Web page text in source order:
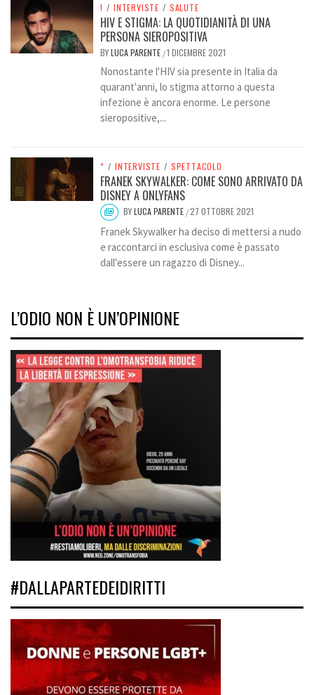
! / INTERVISTE / SALUTE
HIV E STIGMA: LA QUOTIDIANITÀ DI UNA
PERSONA SIEROPOSITIVA
BYLUCA PARENTE /1 DICEMBRE 2021
Nonostante l'HIV sia presente in Italia da
quarant'anni, lo stigma attorno a questa
infezione è ancora enorme. Le persone
sieropositive,...
* / INTERVISTE / SPETTACOLO
FRANEK SKYWALKER: COME SONO ARRIVATO DA
DISNEY A ONLYFANS
BYLUCA PARENTE /27 OTTOBRE 2021
Franek Skywalker ha deciso di mettersi a nudo
e raccontarci in esclusiva come è passato
dall'essere un ragazzo di Disney...
L’ODIO NON È UN’OPINIONE
#DALLAPARTEDEIDIRITTI